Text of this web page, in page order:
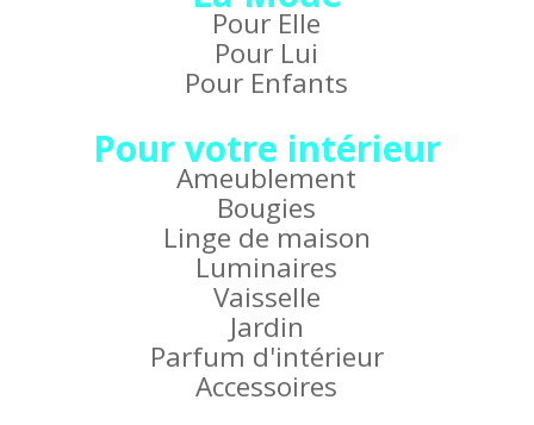
Pour Elle
Pour Lui
Pour Enfants
Pour votre intérieur
Ameublement
Bougies
Linge de maison
Luminaires
Vaisselle
Jardin
Parfum d'intérieur
Accessoires